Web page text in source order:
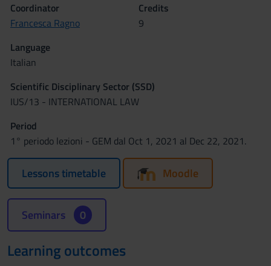
Coordinator
Francesca Ragno
Credits
9
Language
Italian
Scientific Disciplinary Sector (SSD)
IUS/13 - INTERNATIONAL LAW
Period
1° periodo lezioni - GEM dal Oct 1, 2021 al Dec 22, 2021.
Lessons timetable Moodle
Seminars 0
Learning outcomes